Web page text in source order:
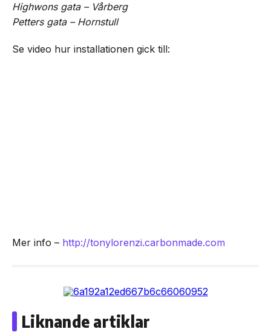
Highwons gata – Vårberg
Petters gata – Hornstull
Se video hur installationen gick till:
Mer info – http://tonylorenzi.carbonmade.com
Liknande artiklar